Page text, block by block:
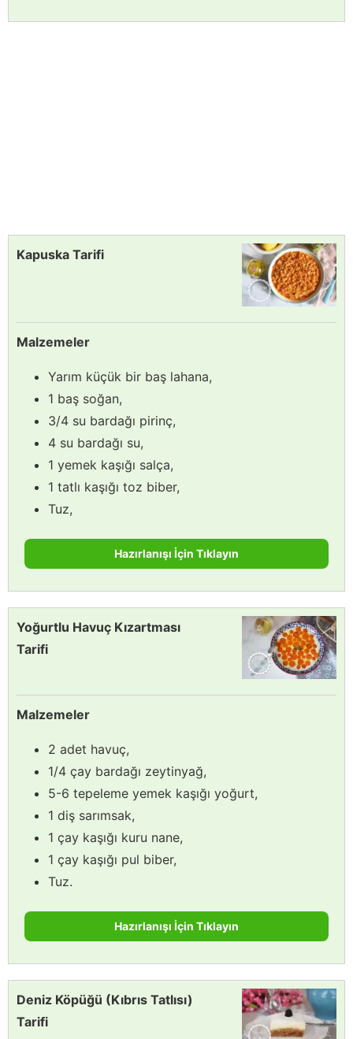
Kapuska Tarifi
Malzemeler
Yarım küçük bir baş lahana,
1 baş soğan,
3/4 su bardağı pirinç,
4 su bardağı su,
1 yemek kaşığı salça,
1 tatlı kaşığı toz biber,
Tuz,
Hazırlanışı İçin Tıklayın
Yoğurtlu Havuç Kızartması
Tarifi
Malzemeler
2 adet havuç,
1/4 çay bardağı zeytinyağ,
5-6 tepeleme yemek kaşığı yoğurt,
1 diş sarımsak,
1 çay kaşığı kuru nane,
1 çay kaşığı pul biber,
Tuz.
Hazırlanışı İçin Tıklayın
Deniz Köpüğü (Kıbrıs Tatlısı)
Tarifi